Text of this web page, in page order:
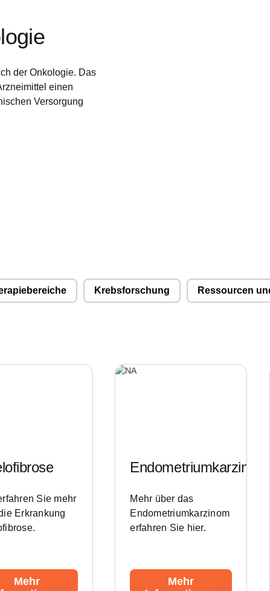
der Onkologie. Das
einen
Versorgung
Krebsforschung Ressourcen
Sie mehr
Erkrankung
Mehr
Endometriumkarzinom
Mehr über das
Endometriumkarzinom
erfahren Sie hier.
Mehr